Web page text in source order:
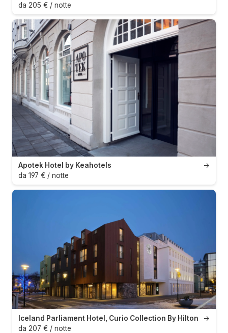
da 205 € / notte
→
Apotek Hotel by Keahotels
da 197 € / notte
→
Iceland Parliament Hotel, Curio Collection By Hilton
da 207 € / notte